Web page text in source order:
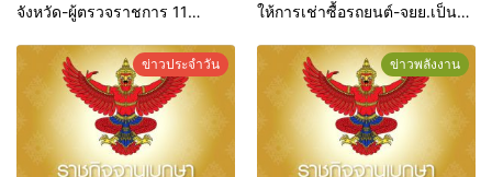
จังหวัด-ผู้ตรวจราชการ 11
ให้การเช่าซื้อรถยนต์-จยย.เป็น
ข่าวประจำวัน ข่าวพลังงาน